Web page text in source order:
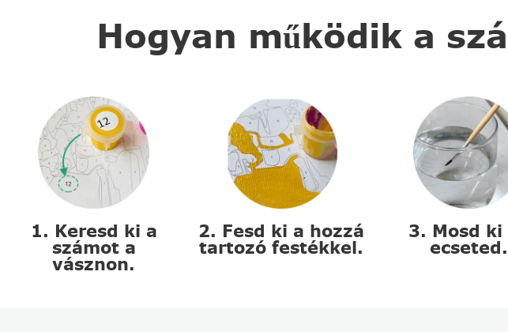
Hogyan működik a
1. Keresd ki a
számot a
vásznon.
2. Fesd ki a hozzá
tartozó festékkel.
3. Mosd ki
ecseted.